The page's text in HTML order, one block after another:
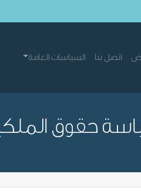
اتصل بنا السياسات العامة
حقوق